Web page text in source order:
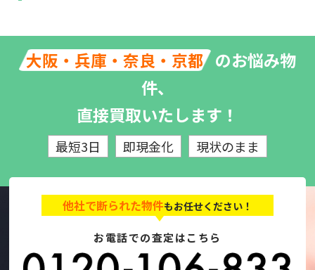
大阪・兵庫・奈良・京都 のお悩み物
件、
直接買取いたします！
最短3日 即現金化 現状のまま
他社で断られた物件もお任せください！
お電話での査定はこちら